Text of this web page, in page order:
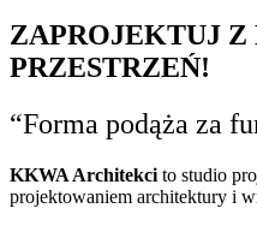
ZAPROJEKTUJ
PRZESTRZEŃ!
“Forma podąża za
KKWA Architekci to studio
projektowaniem architektury i